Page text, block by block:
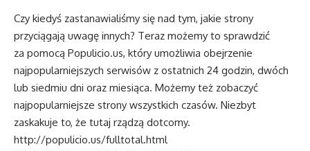
Czy kiedyś zastanawialiśmy się nad tym, jakie strony
przyciągają uwagę innych? Teraz możemy to sprawdzić
za pomocą Populicio.us, który umożliwia obejrzenie
najpopularniejszych serwisów z ostatnich 24 godzin, dwóch
lub siedmiu dni oraz miesiąca. Możemy też zobaczyć
najpopularniejsze strony wszystkich czasów. Niezbyt
zaskakuje to, że tutaj rządzą dotcomy.
http://populicio.us/fulltotal.html